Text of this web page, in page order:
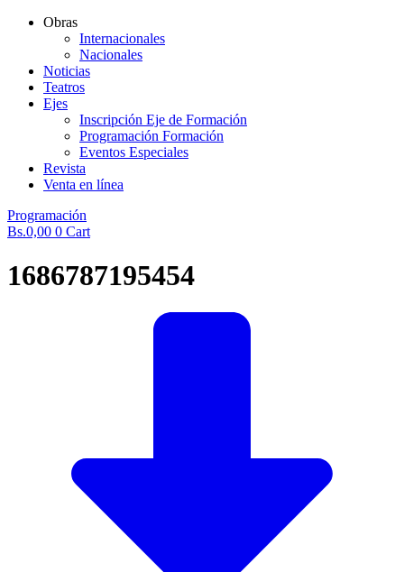
Obras
Internacionales
Nacionales
Noticias
Teatros
Ejes
Inscripción Eje de Formación
Programación Formación
Eventos Especiales
Revista
Venta en línea
Programación
Bs.0,00 0 Cart
1686787195454